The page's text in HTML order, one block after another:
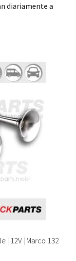
diariamente a
| 12V | Marco 132